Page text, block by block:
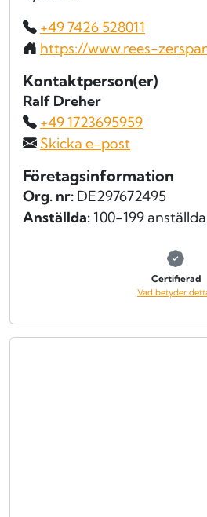
+49 7426 528011
https://www.rees-
Kontaktperson(er)
Ralf Dreher
+49 1723695959
Skicka e-post
Företagsinformation
Org. nr: DE297672495
Anställda:100-199 anställda
Certifierad
Vad betyder